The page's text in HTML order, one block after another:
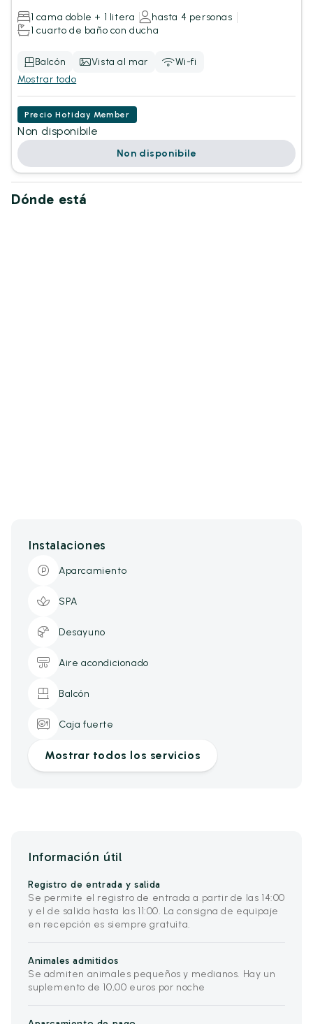
1 cama doble + 1 litera
hasta 4 personas
1 cuarto de baño con ducha
Balcón Vista al mar
Wi-fi
Mostrar todo
Precio Hotiday Member
Non disponibile
Non disponibile
Dónde está
Instalaciones
Aparcamiento
SPA
Desayuno
Aire acondicionado
Balcón
Caja fuerte
Mostrar todos los servicios
Información útil
Registro de entrada y salida
Se permite el registro de entrada a partir de las 14:00
y el de salida hasta las 11:00. La consigna de equipaje
en recepción es siempre gratuita.
Animales admitidos
Se admiten animales pequeños y medianos. Hay un
suplemento de 10,00 euros por noche